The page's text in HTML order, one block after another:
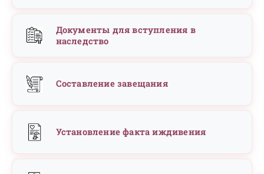
Документы для вступления в
наследство
Составление завещания
Установление факта иждивения